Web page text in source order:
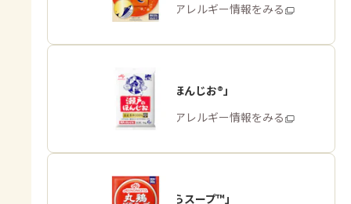
商品・アレルギー情報をみる
「瀬戸のほんじお®」
商品・アレルギー情報をみる
「丸鶏がらスープ™」